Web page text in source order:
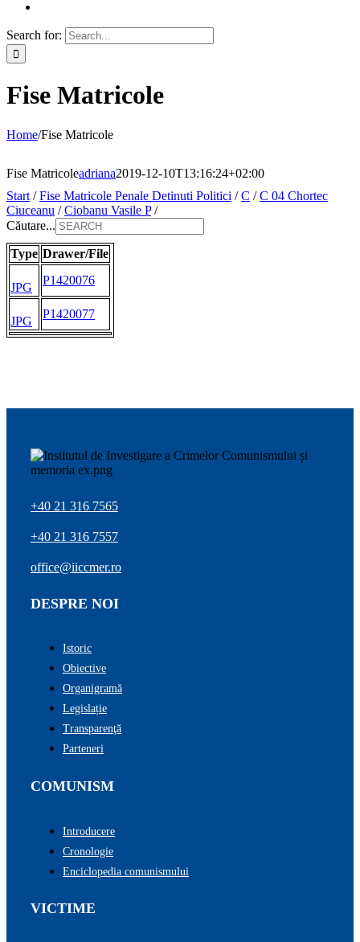
Search for:
Fise Matricole
Home/Fise Matricole
Fise Matricoleadriana2019-12-10T13:16:24+02:00
Start /Fise Matricole Penale Detinuti Politici /C /C 04 Chortec
Ciuceanu /Ciobanu Vasile P/
Căutare...
Type Drawer/File
JPG
P1420076
JPG
P1420077
+40 21 316 7565
+40 21 316 7557
office@iiccmer.ro
DESPRE NOI
Istoric
Obiective
Organigramă
Legislație
Transparenţă
Parteneri
COMUNISM
Introducere
Cronologie
Enciclopedia comunismului
VICTIME